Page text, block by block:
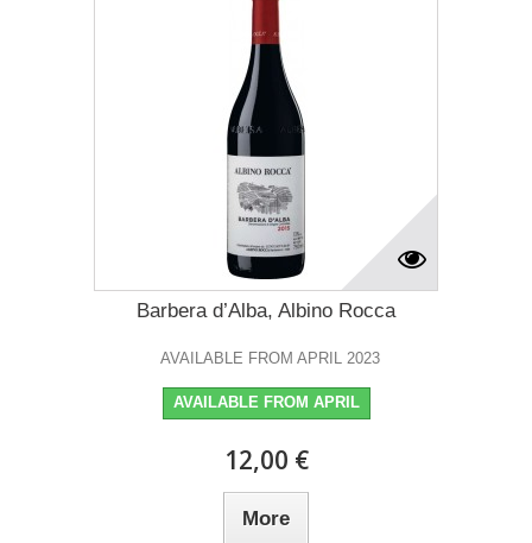
Barbera d’Alba, Albino Rocca
AVAILABLE FROM APRIL 2023
AVAILABLE FROM APRIL
12,00 €
More